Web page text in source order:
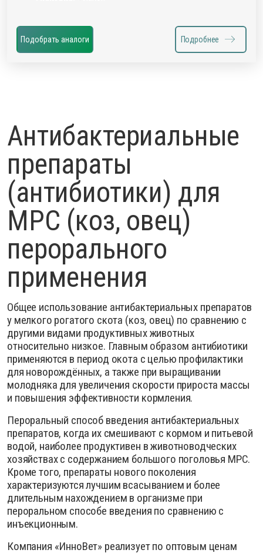
Подобрать аналоги Подробнее
Антибактериальные
препараты
(антибиотики) для
МРС (коз, овец)
перорального
применения
Общее использование антибактериальных препаратов
у мелкого рогатого скота (коз, овец) по сравнению с
другими видами продуктивных животных
относительно низкое. Главным образом антибиотики
применяются в период окота с целью профилактики
для новорождённых, а также при выращивании
молодняка для увеличения скорости прироста массы
и повышения эффективности кормления.
Пероральный способ введения антибактериальных
препаратов, когда их смешивают с кормом и питьевой
водой, наиболее продуктивен в животноводческих
хозяйствах с содержанием большого поголовья МРС.
Кроме того, препараты нового поколения
характеризуются лучшим всасыванием и более
длительным нахождением в организме при
пероральном способе введения по сравнению с
инъекционным.
Компания «ИнноВет» реализует по оптовым ценам